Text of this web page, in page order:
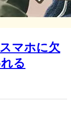
マホに欠
る